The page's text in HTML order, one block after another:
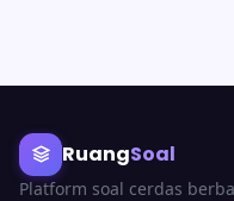
RuangSoal
Platform soal cerdas